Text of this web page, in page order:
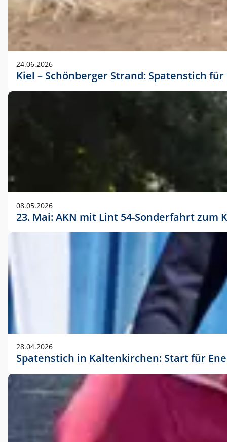
24.06.2026
Kiel – Schönberger Strand: Spatenstich
08.05.2026
23. Mai: AKN mit Lint 54-Sonderfahrt
28.04.2026
Spatenstich in Kaltenkirchen: Start für